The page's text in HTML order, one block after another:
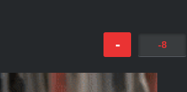
- -8